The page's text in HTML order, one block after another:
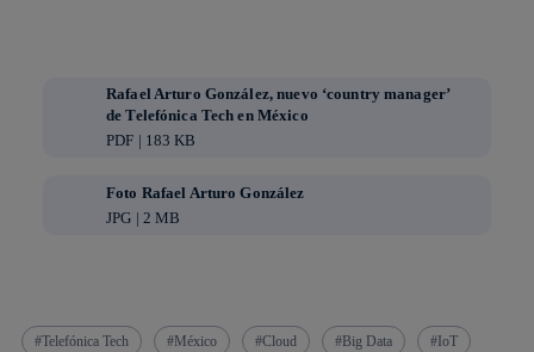
Rafael Arturo González, nuevo ‘country manager’
de Telefónica Tech en México
PDF | 183 KB
Foto Rafael Arturo González
JPG | 2 MB
Telefónica Tech México Cloud Big Data IoT